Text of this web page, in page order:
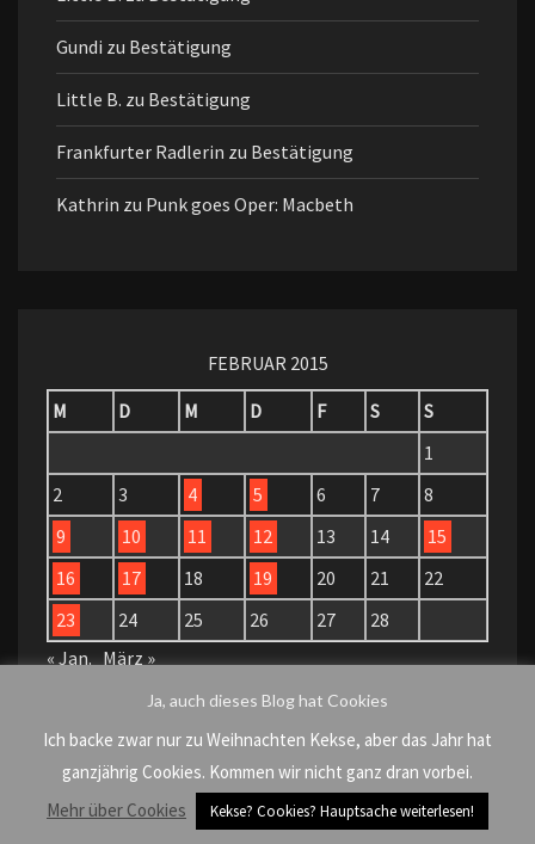
Gundi zu Bestätigung
Little B. zu Bestätigung
Frankfurter Radlerin zu Bestätigung
Kathrin zu Punk goes Oper: Macbeth
FEBRUAR 2015
M
D M D F S
S
1
2
3 4 5 6 7
8
9
10 11 12 13 14
15
16
17 18 19 20 21
22
23
24 25 26 27
28
« Jan. März »
KATEGORIEN
Ja, auch dieses Blog hat Cookies
Ich backe zwar nur zu Weihnachten Kekse, aber das Jahr hat
ganzjährig Cookies. Kommen wir nicht ganz dran vorbei.
Mehr über Cookies
Kekse? Cookies? Hauptsache weiterlesen!